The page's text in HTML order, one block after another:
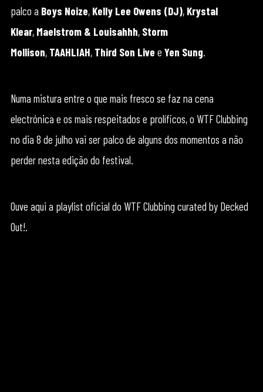
palco a Boys Noize, Kelly Lee Owens (DJ), Krystal
Klear, Maelstrom & Louisahhh, Storm
Mollison, TAAHLIAH, Third Son Live e Yen Sung.
Numa mistura entre o que mais fresco se faz na cena
electrónica e os mais respeitados e prolíficos, o WTF Clubbing
no dia 8 de julho vai ser palco de alguns dos momentos a não
perder nesta edição do festival.
Ouve aqui a playlist oficial do WTF Clubbing curated by Decked
Out!.